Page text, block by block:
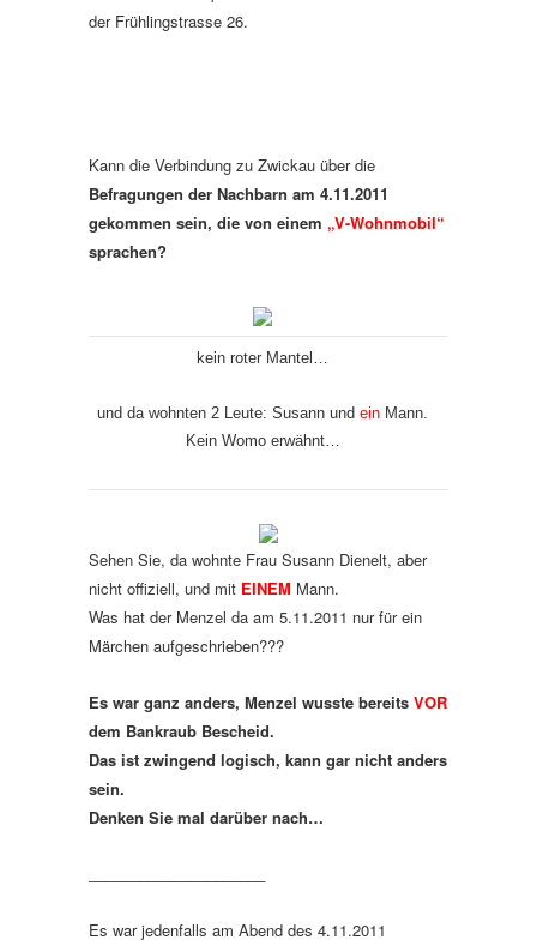
der Frühlingstrasse 26.
Kann die Verbindung zu Zwickau über die
Befragungen der Nachbarn am 4.11.2011
gekommen sein, die von einem „V-Wohnmobil“
sprachen?
kein roter Mantel…
und da wohnten 2 Leute: Susann und ein Mann.
Kein Womo erwähnt…
Sehen Sie, da wohnte Frau Susann Dienelt, aber
nicht offiziell, und mit EINEM Mann.
Was hat der Menzel da am 5.11.2011 nur für ein
Märchen aufgeschrieben???
Es war ganz anders, Menzel wusste bereits VOR
dem Bankraub Bescheid.
Das ist zwingend logisch, kann gar nicht anders
sein.
Denken Sie mal darüber nach…
Es war jedenfalls am Abend des 4.11.2011